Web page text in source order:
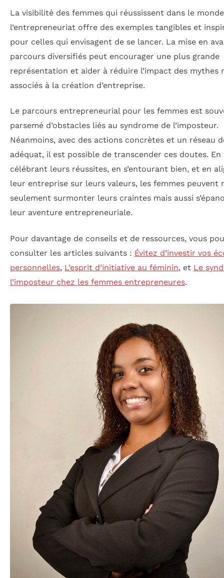
La visibilité des femmes qui réussissent dans le
l’entrepreneuriat offre des exemples tangibles et
pour celles qui envisagent de se lancer. La mise en
parcours diversifiés peut encourager une plus grande
représentation et aider à réduire l’impact des mythes
associés à la création d’entreprise.
Le parcours entrepreneurial pour les femmes est
parsemé d’obstacles liés au syndrome de l’imposteur.
Néanmoins, avec des actions concrètes et un réseau
adéquat, il est possible de transcender ces doutes. En
célébrant leurs réussites, en s’entourant bien, et en
leur entreprise sur leurs valeurs, les femmes peuvent
seulement surmonter leurs craintes mais aussi
leur aventure entrepreneuriale.
Pour davantage de conseils et de ressources, vous
consulter les articles suivants : Évitez d’investir vos
personnelles, L’esprit d’initiative au féminin, et Le
l’imposteur chez les femmes entrepreneures.